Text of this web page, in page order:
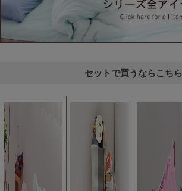
セットで買うならこちら